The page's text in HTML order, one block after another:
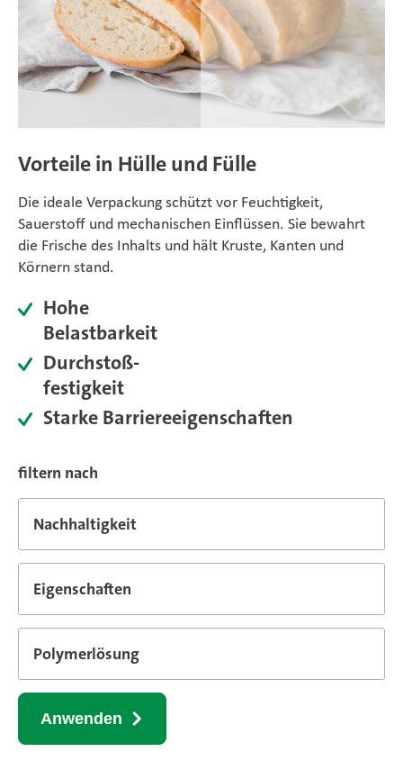
Vorteile in Hülle und Fülle
Die ideale Verpackung schützt vor Feuchtigkeit,
Sauerstoff und mechanischen Einflüssen. Sie bewahrt
die Frische des Inhalts und hält Kruste, Kanten und
Körnern stand.
Hohe
Belastbarkeit
Durchstoß-
festigkeit
Starke Barriereeigenschaften
filtern nach
Nachhaltigkeit
Eigenschaften
Polymerlösung
Anwenden